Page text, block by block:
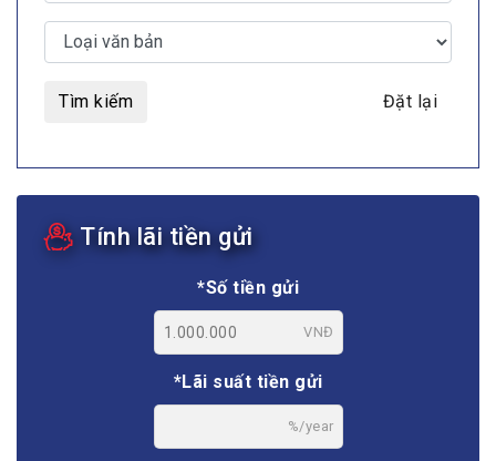
Tìm kiếm Đặt lại
Tính lãi tiền gửi
*Số tiền gửi
VNĐ
*Lãi suất tiền gửi
%/year